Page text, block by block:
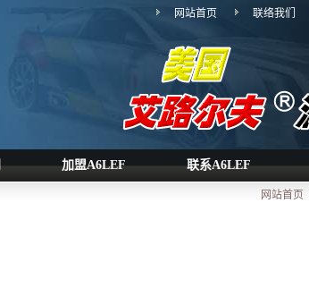
网站首页 联络我们
加盟A6LEF 联系A6LEF
网站首页